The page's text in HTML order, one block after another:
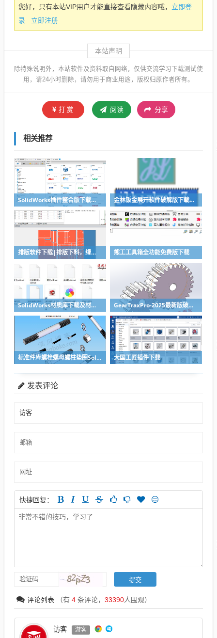
您好，只有本站VIP用户才能直接查看隐藏内容哦， 立即登
录
立即注册
本站声明
除特殊说明外，本站软件及资料取自网络，仅供交流学习下载测试使
用，请24小时删除，请勿用于商业用途，版权归原作者所有。
打赏 阅读 分享
相关推荐
SolidWorks插件整合版下载，适合各个版本SolidWorks 金林钣金展开软件破解版下载与安装使用教程
排版软件下载|排版下料，绿色免安装 熊工工具箱全功能免费版下载
SolidWorks材质库下载及材质库导入方法 GearTraxPro-2025最新版破解版下载，免注册免破解直接用SolidWorks齿轮/链轮/带轮插件
标准件库螺栓螺母螺柱垫圈SolidWorks标准件插件 大国工匠插件下载
发表评论
快捷回复：
评论列表 （有 4 条评论， 33390人围观）
访客 游客